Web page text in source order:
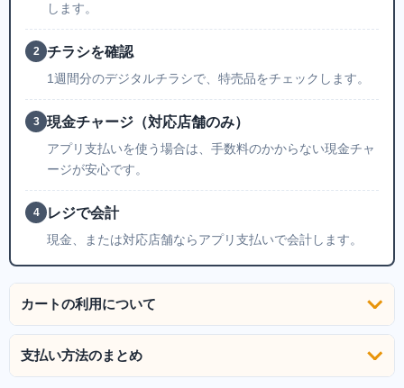
します。
2 チラシを確認
1週間分のデジタルチラシで、特売品をチェックします。
3 現金チャージ（対応店舗のみ）
アプリ支払いを使う場合は、手数料のかからない現金チャ
ージが安心です。
4 レジで会計
現金、または対応店舗ならアプリ支払いで会計します。
カートの利用について
支払い方法のまとめ